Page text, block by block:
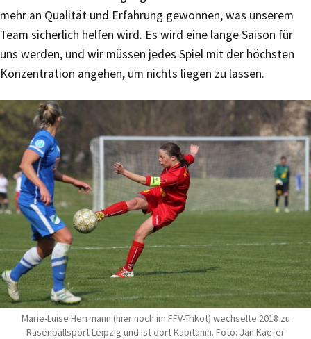
mehr an Qualität und Erfahrung gewonnen, was unserem
Team sicherlich helfen wird. Es wird eine lange Saison für
uns werden, und wir müssen jedes Spiel mit der höchsten
Konzentration angehen, um nichts liegen zu lassen.
Marie-Luise Herrmann (hier noch im FFV-Trikot) wechselte 2018 zu
Rasenballsport Leipzig und ist dort Kapitänin. Foto: Jan Kaefer